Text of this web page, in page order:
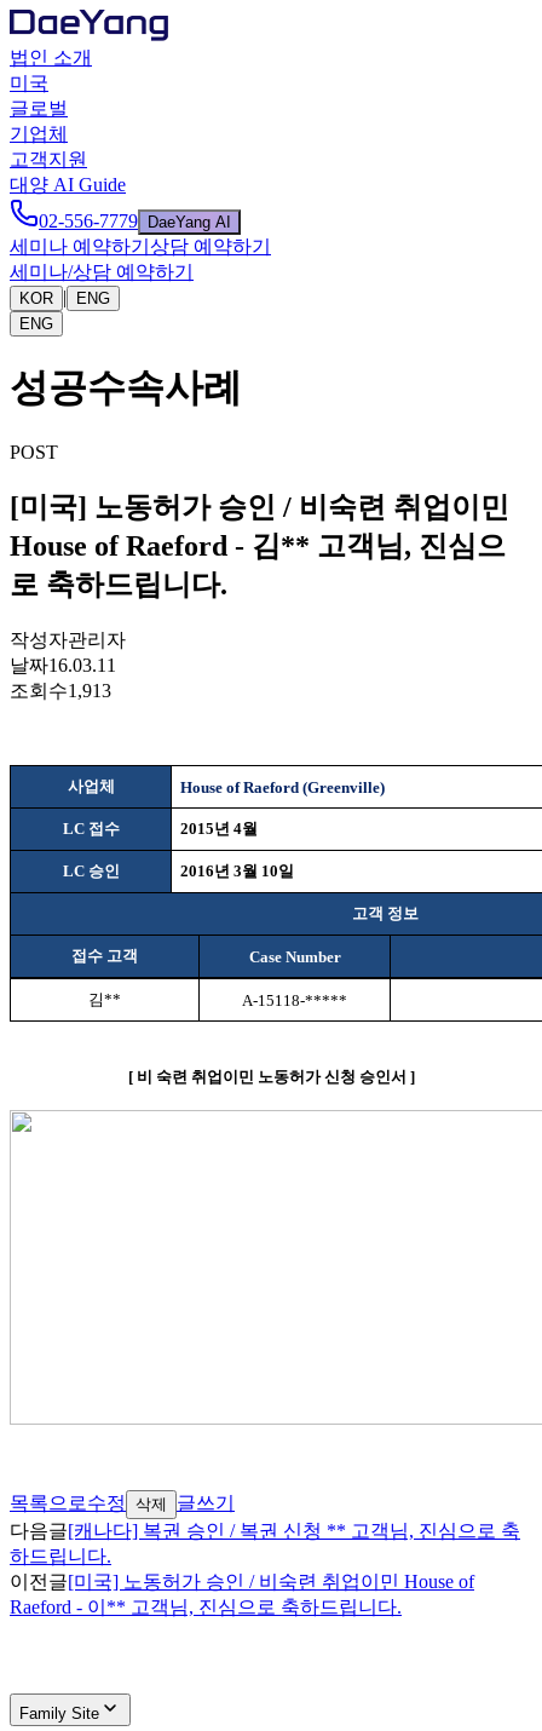
법인 소개
미국
글로벌
기업체
고객지원
대양 AI Guide
02-556-7779
DaeYang AI
세미나 예약하기 상담 예약하기
세미나/상담 예약하기
KOR |
ENG
ENG
성공수속사례
POST
[미국] 노동허가 승인 / 비숙련 취업이민
House of Raeford - 김** 고객님, 진심으
로 축하드립니다.
작성자관리자
날짜16.03.11
조회수1,913
사업체 House of Raeford (Greenville)
LC 접수 2015년4월
LC 승인 2016년 3월 10일
고객 정보
접수 고객 Case Number
김** A-15118-*****
[ 비 숙련 취업이민 노동허가 신청 승인서 ]
목록으로수정 삭제
글쓰기
다음글[캐나다] 복권 승인 / 복권 신청 ** 고객님, 진심으로 축
하드립니다.
이전글[미국] 노동허가 승인 / 비숙련 취업이민 House of
Raeford - 이** 고객님, 진심으로 축하드립니다.
Family Site